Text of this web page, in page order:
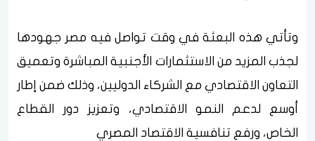
وتأتي هذه البعثة في وقت تواصل فيه مصر جهودها
لجذب المزيد من الاستثمارات الأجنبية المباشرة وتعميق
التعاون الاقتصادي مع الشركاء الدوليين، وذلك ضمن إطار
أوسع لدعم النمو الاقتصادي، وتعزيز دور القطاع
الخاص، ورفع تنافسية الاقتصاد المصري